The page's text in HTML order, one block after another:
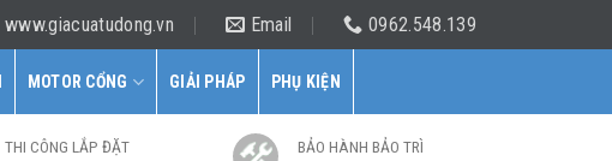
www.giacuatudong.vn Email 0962.548.139
MOTOR CỔNG GIẢI PHÁP PHỤ KIỆN
THI CÔNG LẮP ĐẶT BẢO HÀNH BẢO TRÌ